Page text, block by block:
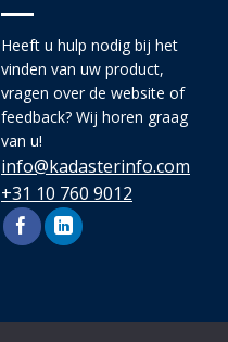
Heeft u hulp nodig bij het
vinden van uw product,
vragen over de website of
feedback? Wij horen graag
van u!
info@kadasterinfo.com
+31 10 760 9012